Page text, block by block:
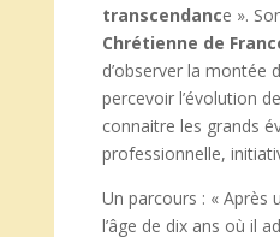
transcendance ».
Chrétienne de
d’observer la montée
percevoir l’évolution
connaitre les grands
professionnelle,
Un parcours : « Après
l’âge de dix ans où il